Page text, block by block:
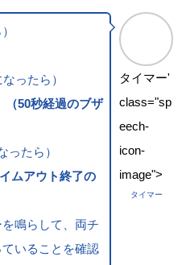
タイマー'
class="sp
eech-
icon-
image">
タイマー
ったら）
50秒経過のブザ
ったら）
ムアウト終了の
を鳴らして、両チ
いることを確認